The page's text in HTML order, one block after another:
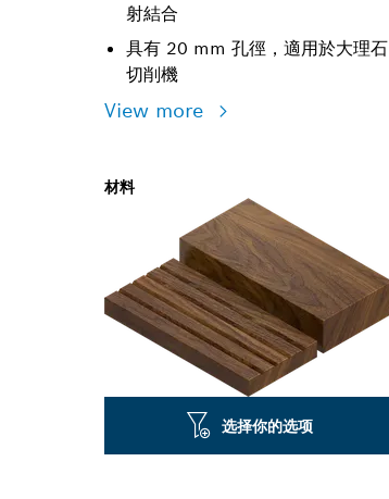
射結合
具有 20 mm 孔徑，適用於大理石
切削機
View more
材料
选择你的选项